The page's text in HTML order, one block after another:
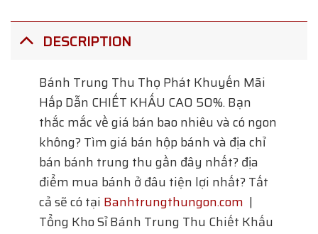
DESCRIPTION
Bánh Trung Thu Thọ Phát Khuyến Mãi
Hấp Dẫn CHIẾT KHẤU CAO 50%. Bạn
thắc mắc về giá bán bao nhiêu và có ngon
không? Tìm giá bán hộp bánh và địa chỉ
bán bánh trung thu gần đây nhất? địa
điểm mua bánh ở đâu tiện lợi nhất? Tất
cả sẽ có tại Banhtrungthungon.com |
Tổng Kho Sỉ Bánh Trung Thu Chiết Khấu